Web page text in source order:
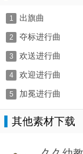
1
出旗曲
2
夺标进行曲
3
欢送进行曲
4
欢迎进行曲
5 加冕进行曲
其他素材下载